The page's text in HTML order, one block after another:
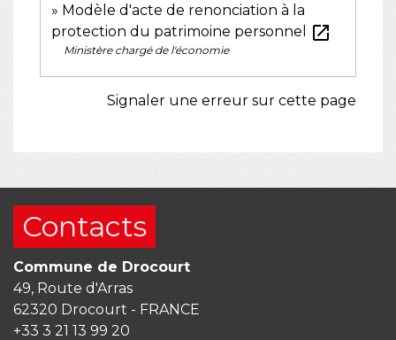
Modèle d'acte de renonciation à la
protection du patrimoine personnel
open_in_new
Ministère chargé de l'économie
Signaler une erreur sur cette page
Contacts
Commune de Drocourt
49, Route d'Arras
62320 Drocourt - FRANCE
+33 3 21 13 99 20